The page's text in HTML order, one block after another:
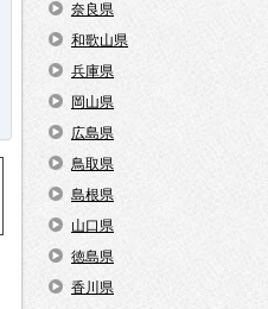
奈良県
和歌山県
兵庫県
岡山県
広島県
鳥取県
島根県
山口県
徳島県
香川県